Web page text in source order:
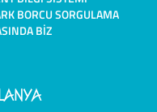
BORCU SORGULAMA
BIZ